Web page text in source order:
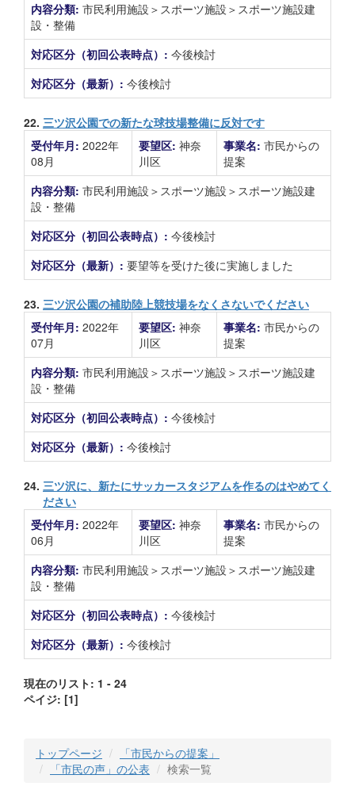
内容分類: 市民利用施設＞スポーツ施設＞スポーツ施設建
設・整備
対応区分（初回公表時点）: 今後検討
対応区分（最新）: 今後検討
22. 三ツ沢公園での新たな球技場整備に反対です
受付年月: 2022年
08月
要望区: 神奈
川区
事業名: 市民からの
提案
内容分類: 市民利用施設＞スポーツ施設＞スポーツ施設建
設・整備
対応区分（初回公表時点）: 今後検討
対応区分（最新）: 要望等を受けた後に実施しました
23. 三ツ沢公園の補助陸上競技場をなくさないでください
受付年月: 2022年
07月
要望区: 神奈
川区
事業名: 市民からの
提案
内容分類: 市民利用施設＞スポーツ施設＞スポーツ施設建
設・整備
対応区分（初回公表時点）: 今後検討
対応区分（最新）: 今後検討
24. 三ツ沢に、新たにサッカースタジアムを作るのはやめてく
ださい
受付年月: 2022年
06月
要望区: 神奈
川区
事業名: 市民からの
提案
内容分類: 市民利用施設＞スポーツ施設＞スポーツ施設建
設・整備
対応区分（初回公表時点）: 今後検討
対応区分（最新）: 今後検討
現在のリスト: 1 - 24
ペイジ: [1]
トップページ
「市民からの提案」
「市民の声」の公表
検索一覧